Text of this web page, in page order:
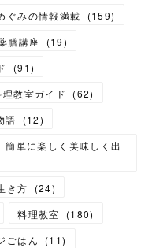
ぐみの情報満載 (159)
膳講座 (19)
(91)
理教室ガイド (62)
語
(12)
単に楽しく美味しく出
き方 (24)
料理教室 (180)
ごはん (11)